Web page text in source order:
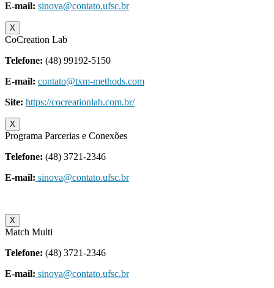
E-mail: sinova@contato.ufsc.br
X
CoCreation Lab
Telefone: (48) 99192-5150
E-mail: contato@txm-methods.com
Site: https://cocreationlab.com.br/
X
Programa Parcerias e Conexões
Telefone: (48) 3721-2346
E-mail: sinova@contato.ufsc.br
X
Match Multi
Telefone: (48) 3721-2346
E-mail: sinova@contato.ufsc.br